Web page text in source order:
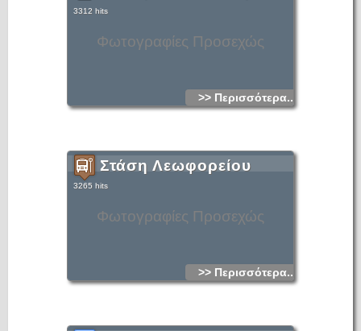
Φωτογραφίες Προσεχώς
3312 hits
>> Περισσότερα...
Φωτογραφίες Προσεχώς
Στάση Λεωφορείου
3265 hits
>> Περισσότερα...